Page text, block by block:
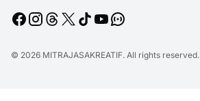
© 2026 MITRAJASAKREATIF. All rights reserved.